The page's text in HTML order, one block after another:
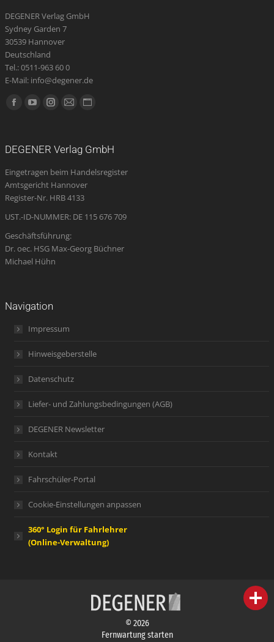
DEGENER Verlag GmbH
Sydney Garden 7
30539 Hannover
Deutschland
Tel.: 0511-963 60 0
E-Mail: info@degener.de
Finden Sie uns auf:
Facebook
new
window
YouTube
new
window
Instagram
new
window
E-
opens
in
new
Website
new
DEGENER Verlag GmbH
Eingetragen beim Handelsregister
Amtsgericht Hannover
Register-Nr. HRB 4133
UST.-ID-NUMMER: DE 115 676 709
Geschäftsführung:
Dr. oec. HSG Max-Georg Büchner
Michael Hühn
Navigation
Impressum
Hinweisgeberstelle
Datenschutz
Liefer- und Zahlungsbedingungen (AGB)
DEGENER Newsletter
Kontakt
Fahrschüler-Portal
Cookie-Einstellungen anpassen
360° Login für Fahrlehrer
(Online-Verwaltung)
© 2026
Fernwartung starten
person IHR FACHBERATER
campaign